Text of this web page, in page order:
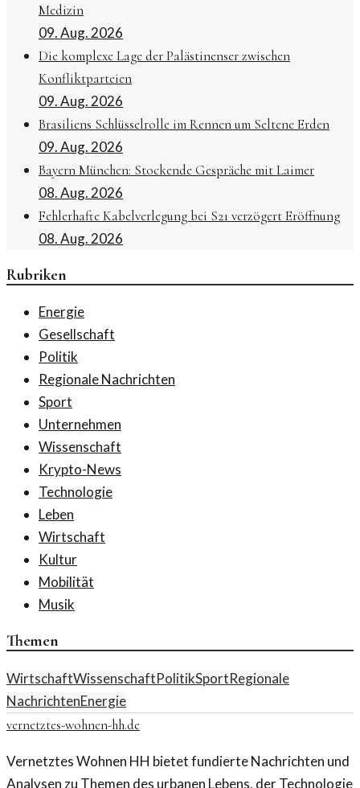
Medizin
09. Aug. 2026
Die komplexe Lage der Palästinenser zwischen
Konfliktparteien
09. Aug. 2026
Brasiliens Schlüsselrolle im Rennen um Seltene Erden
09. Aug. 2026
Bayern München: Stockende Gespräche mit Laimer
08. Aug. 2026
Fehlerhafte Kabelverlegung bei S21 verzögert Eröffnung
08. Aug. 2026
Rubriken
Energie
Gesellschaft
Politik
Regionale Nachrichten
Sport
Unternehmen
Wissenschaft
Krypto-News
Technologie
Leben
Wirtschaft
Kultur
Mobilität
Musik
Themen
WirtschaftWissenschaftPolitikSportRegionale
NachrichtenEnergie
vernetztes-wohnen-hh.de
Vernetztes Wohnen HH bietet fundierte Nachrichten und
Analysen zu Themen des urbanen Lebens, der Technologie